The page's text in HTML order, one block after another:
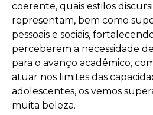
coerente, quais estilos
representam, bem como
pessoais e sociais,
perceberem a necessidade
para o avanço acadêmico,
atuar nos limites das
adolescentes, os vemos
muita beleza.